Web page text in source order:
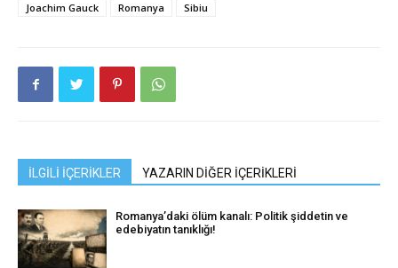
Joachim Gauck
Romanya Sibiu
İLGİLİ İÇERİKLER YAZARIN DİĞER İÇERİKLERİ
Romanya’daki ölüm kanalı: Politik şiddetin ve
edebiyatın tanıklığı!